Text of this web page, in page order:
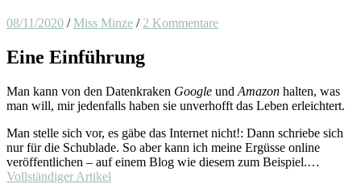
08/11/2020 /Miss Minze / 2 Kommentare
Eine Einführung
Man kann von den Datenkraken Google und Amazon halten, was
man will, mir jedenfalls haben sie unverhofft das Leben erleichtert.
Man stelle sich vor, es gäbe das Internet nicht!: Dann schriebe sich
nur für die Schublade. So aber kann ich meine Ergüsse online
veröffentlichen – auf einem Blog wie diesem zum Beispiel.…
Vollständiger Artikel